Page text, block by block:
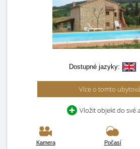
Dostupné jazyky:
Více o tomto
Vložit objekt do své
Kamera Počasí